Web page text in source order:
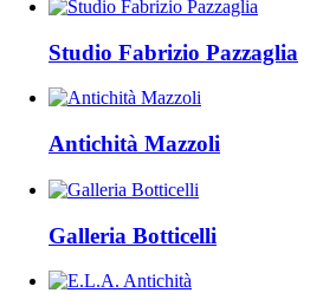
Studio Fabrizio Pazzaglia
Antichità Mazzoli
Galleria Botticelli